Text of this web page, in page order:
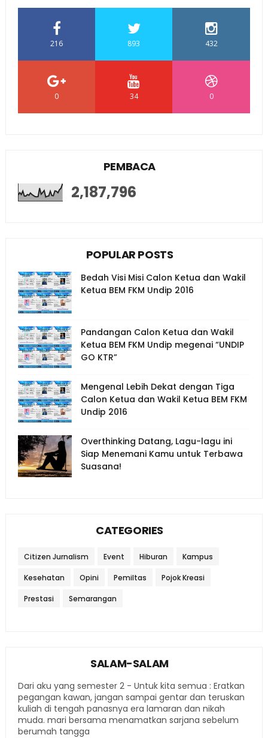
216 893 432
0 34 0
PEMBACA
2,187,796
POPULAR POSTS
Bedah Visi Misi Calon Ketua dan Wakil
Ketua BEM FKM Undip 2016
Pandangan Calon Ketua dan Wakil
Ketua BEM FKM Undip megenai “UNDIP
GO KTR”
Mengenal Lebih Dekat dengan Tiga
Calon Ketua dan Wakil Ketua BEM FKM
Undip 2016
Overthinking Datang, Lagu-lagu ini
Siap Menemani Kamu untuk Terbawa
Suasana!
CATEGORIES
Citizen Jurnalism Event Hiburan Kampus
Kesehatan Opini Pemiltas Pojok Kreasi
Prestasi Semarangan
SALAM-SALAM
Dari aku yang semester 2 - Untuk kita semua : Eratkan
pegangan kawan, jangan sampai gentar dan teruskan
kuliah di tengah panasnya era lamaran dan nikah
muda. mari bersama menamatkan sarjana sebelum
berumah tangga